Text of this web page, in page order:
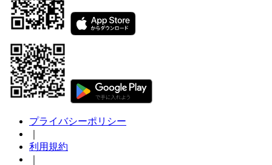
プライバシーポリシー
利用規約